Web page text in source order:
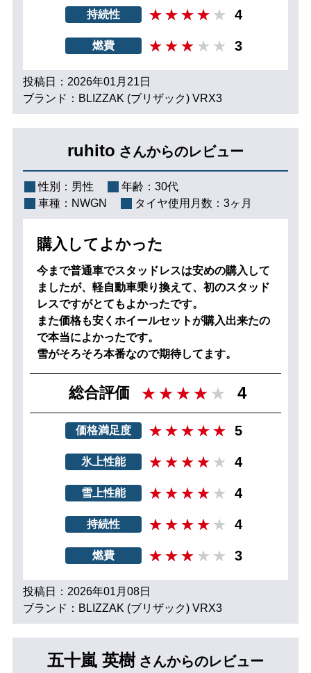
持続性 4
燃費 3
投稿日：2026年01月21日
ブランド：BLIZZAK (ブリザック) VRX3
ruhito さんからのレビュー
性別： 男性 年齢： 30代
車種： NWGN タイヤ使用月数： 3ヶ月
購入してよかった
今まで普通車でスタッドレスは安めの購入して
ましたが、軽自動車乗り換えて、初のスタッド
レスですがとてもよかったです。
また価格も安くホイールセットが購入出来たの
で本当によかったです。
雪がそろそろ本番なので期待してます。
総合評価 4
価格満足度 5
氷上性能 4
雪上性能 4
持続性 4
燃費 3
投稿日：2026年01月08日
ブランド：BLIZZAK (ブリザック) VRX3
五十嵐 英樹 さんからのレビュー